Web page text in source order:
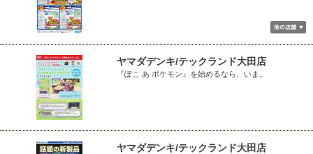
ヤマダデンキ/テックランド大田店
『ぽこ あ ポケモン』を始めるなら、いま。
ヤマダデンキ/テックランド大田店